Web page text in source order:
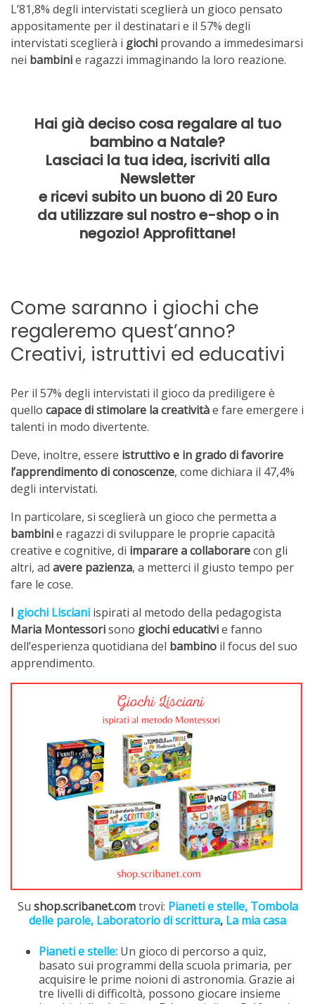
L’81,8% degli intervistati sceglierà un gioco pensato
appositamente per il destinatari e il 57% degli
intervistati sceglierà i giochi provando a immedesimarsi
nei bambinie ragazzi immaginando la loro reazione.
Hai già deciso cosa regalare al tuo
bambino a Natale?
Lasciaci la tua idea, iscriviti alla
Newsletter
e ricevi subito un buono di 20 Euro
da utilizzare sul nostro e-shop o in
negozio! Approfittane!
Come saranno i giochi che
regaleremo quest’anno?
Creativi, istruttivi ed educativi
Per il 57% degli intervistati il gioco da prediligere è
quello capace di stimolare la creativitàe fare emergere i
talenti in modo divertente.
Deve, inoltre, essere istruttivo e in grado di favorire
l’apprendimento di conoscenze, come dichiara il 47,4%
degli intervistati.
In particolare, si sceglierà un gioco che permetta a
bambinie ragazzi di sviluppare le proprie capacità
creative e cognitive, di imparare a collaborarecon gli
altri, ad avere pazienza, a metterci il giusto tempo per
fare le cose.
I giochi Lisciani ispirati al metodo della pedagogista
Maria Montessorisono giochi educativie fanno
dell’esperienza quotidiana del bambino il focus del suo
apprendimento.
Su shop.scribanet.comtrovi: Pianeti e stelle,Tombola
delle parole, Laboratorio di scrittura, La mia casa
Pianeti e stelle: Un gioco di percorso a quiz,
basato sui programmi della scuola primaria, per
acquisire le prime noioni di astronomia. Grazie ai
tre livelli di difficoltà, possono giocare insieme